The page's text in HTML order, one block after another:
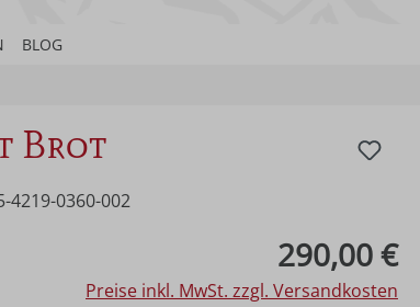
BLOG
Brot
4219-0360-002
290,00 €
Preise inkl. MwSt. zzgl. Versandkosten